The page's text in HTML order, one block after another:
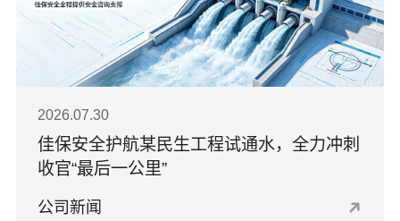
2026.07.30
佳保安全护航某民生工程试通水，全力冲刺
收官“最后一公里”
公司新闻